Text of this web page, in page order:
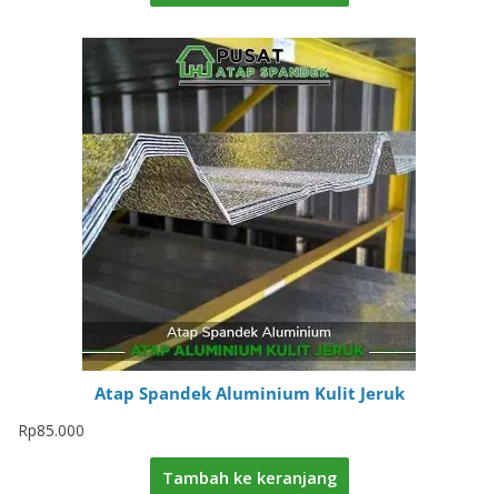
Atap Spandek Aluminium Kulit Jeruk
Rp85.000
Tambah ke keranjang